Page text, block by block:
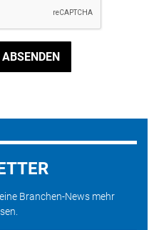
Branchen-News mehr